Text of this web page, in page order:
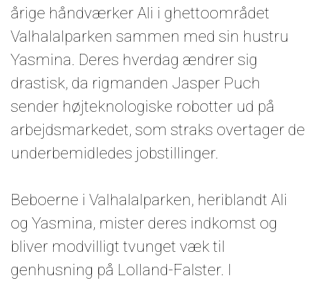
årige håndværker Ali i ghettoområdet
Valhalalparken sammen med sin hustru
Yasmina. Deres hverdag ændrer sig
drastisk, da rigmanden Jasper Puch
sender højteknologiske robotter ud på
arbejdsmarkedet, som straks overtager de
underbemidledes jobstillinger.
Beboerne i Valhalalparken, heriblandt Ali
og Yasmina, mister deres indkomst og
bliver modvilligt tvunget væk til
genhusning på Lolland-Falster. I